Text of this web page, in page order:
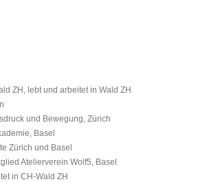
lebt und arbeitet in Wald ZH
und Bewegung, Zürich
Basel
und Basel
Atelierverein Wolf5, Basel
in CH-Wald ZH